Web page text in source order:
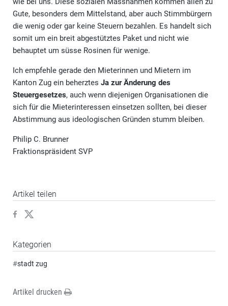
Gute, besonders dem Mittelstand, aber auch Stimmbürgern
die wenig oder gar keine Steuern bezahlen. Es handelt sich
somit um ein breit abgestütztes Paket und nicht wie
behauptet um süsse Rosinen für wenige.
Ich empfehle gerade den Mieterinnen und Mietern im
Kanton Zug ein beherztes Ja zur Änderung des
Steuergesetzes, auch wenn diejenigen Organisationen die
sich für die Mieterinteressen einsetzen sollten, bei dieser
Abstimmung aus ideologischen Gründen stumm bleiben.
Philip C. Brunner
Fraktionspräsident SVP
Artikel teilen
Kategorien
#stadt zug
Artikel drucken